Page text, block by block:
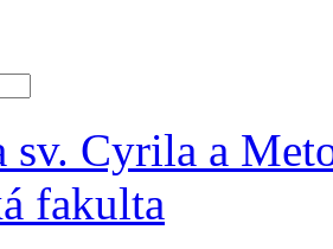
sv. Cyrila a
fakulta